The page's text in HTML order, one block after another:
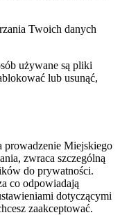
Twoich danych
używane są pliki
lub usunąć,
prowadzenie Miejskiego
zwraca szczególną
do prywatności.
co odpowiadają
dotyczącymi
zaakceptować.